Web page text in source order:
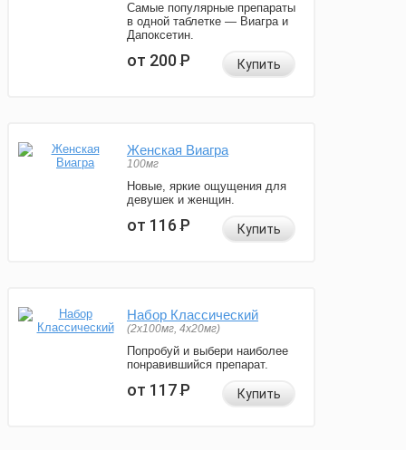
Самые популярные препараты
в одной таблетке — Виагра и
Дапоксетин.
от 200Р Купить
Женская Виагра
100мг
Новые, яркие ощущения для
девушек и женщин.
от 116Р Купить
Набор Классический
(2x100мг, 4x20мг)
Попробуй и выбери наиболее
понравившийся препарат.
от 117Р Купить